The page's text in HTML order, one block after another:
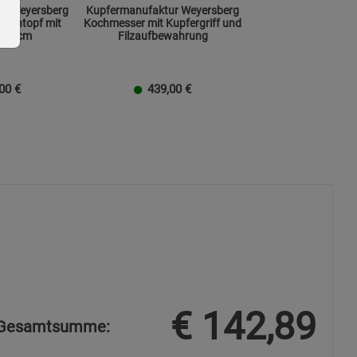
Weyersberg
mit
39 cm
€
Kupfermanufaktur Weyersberg
Kochmesser mit Kupfergriff und
Filzaufbewahrung
439,00 €
€ 142,89